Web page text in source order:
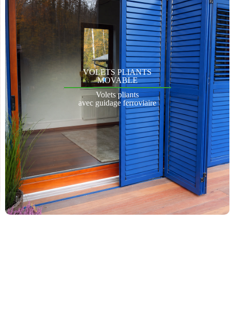
VOLETS PLIANTS
MOVABLE
Volets pliants
avec guidage ferroviaire